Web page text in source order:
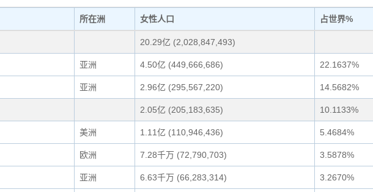
所在洲 女性人口 占世界%
20.29亿 (2,028,847,493)
亚洲 4.50亿 (449,666,686) 22.1637%
亚洲 2.96亿 (295,567,220) 14.5682%
2.05亿 (205,183,635) 10.1133%
美洲 1.11亿 (110,946,436) 5.4684%
欧洲 7.28千万 (72,790,703) 3.5878%
亚洲 6.63千万 (66,283,314) 3.2670%